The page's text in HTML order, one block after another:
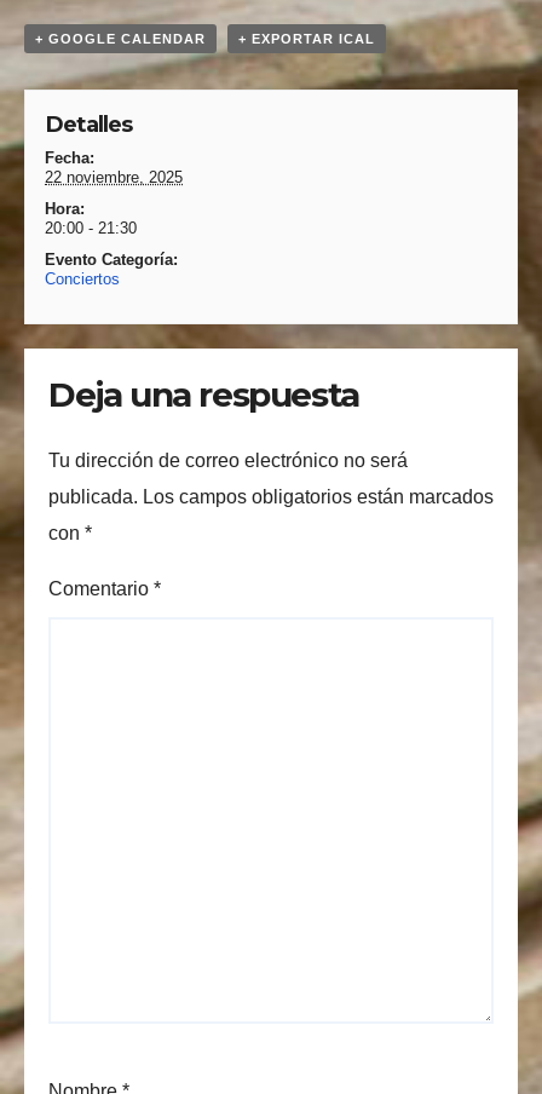
+ GOOGLE CALENDAR + EXPORTAR ICAL
Detalles
Fecha:
22 noviembre, 2025
Hora:
20:00 - 21:30
Evento Categoría:
Conciertos
Deja una respuesta
Tu dirección de correo electrónico no será
publicada. Los campos obligatorios están marcados
con *
Comentario *